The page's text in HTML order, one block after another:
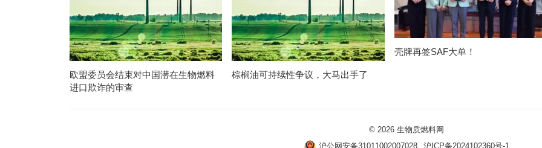
欧盟委员会结束对中国潜在生物燃料
进口欺诈的审查
棕榈油可持续性争议，大马出手了
壳牌再签SAF大单！
© 2026 生物质燃料网
沪公网安备31011002007028
沪ICP备2024102360号-1